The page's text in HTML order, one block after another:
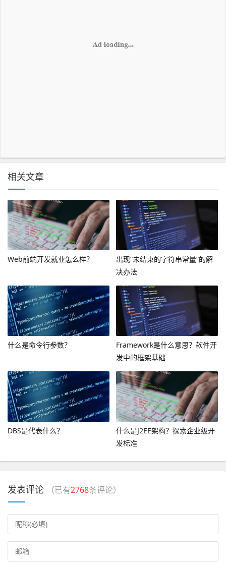
相关文章
Web前端开发就业怎么样？
出现“未结束的字符串常量”的解
决办法
什么是命令行参数？
Framework是什么意思？软件开
发中的框架基础
DBS是代表什么？
什么是J2EE架构？探索企业级开
发标准
发表评论 （已有2768条评论）